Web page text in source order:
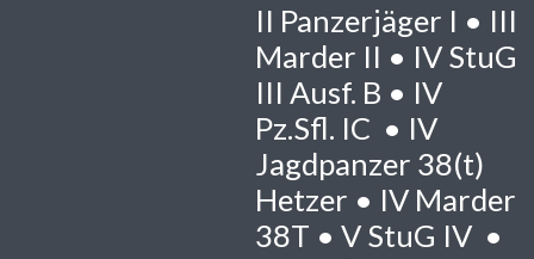
II Panzerjäger I • III
Marder II • IV StuG
III Ausf. B • IV
Pz.Sfl. IC • IV
Jagdpanzer 38(t)
Hetzer • IV Marder
38T • V StuG IV •